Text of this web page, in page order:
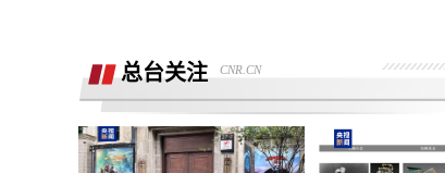
广西联通宽带被无故限速，想恢复必须签
《业务风险防控承诺书》
话费充值未到账，平台判商家退款，但商
家不退款也联系不上。
总台关注 CNR.CN